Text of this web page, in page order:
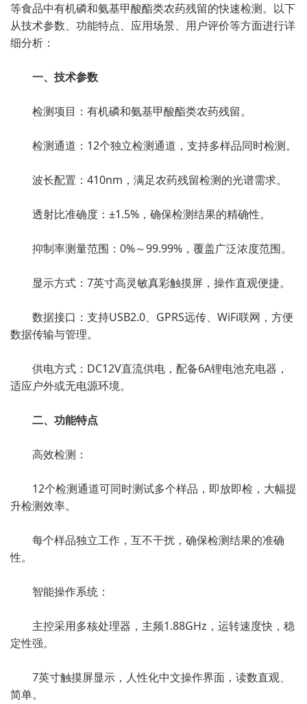
等食品中有机磷和氨基甲酸酯类农药残留的快速检测。以下
从技术参数、功能特点、应用场景、用户评价等方面进行详
细分析：
一、技术参数
检测项目：有机磷和氨基甲酸酯类农药残留。
检测通道：12个独立检测通道，支持多样品同时检测。
波长配置：410nm，满足农药残留检测的光谱需求。
透射比准确度：±1.5%，确保检测结果的精确性。
抑制率测量范围：0%～99.99%，覆盖广泛浓度范围。
显示方式：7英寸高灵敏真彩触摸屏，操作直观便捷。
数据接口：支持USB2.0、GPRS远传、WiFi联网，方便
数据传输与管理。
供电方式：DC12V直流供电，配备6A锂电池充电器，
适应户外或无电源环境。
二、功能特点
高效检测：
12个检测通道可同时测试多个样品，即放即检，大幅提
升检测效率。
每个样品独立工作，互不干扰，确保检测结果的准确
性。
智能操作系统：
主控采用多核处理器，主频1.88GHz，运转速度快，稳
定性强。
7英寸触摸屏显示，人性化中文操作界面，读数直观、
简单。